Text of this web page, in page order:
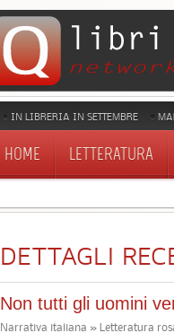
IN LIBRERIA IN SETTEMBRE
HOME LETTERATURA
DETTAGLI
Non tutti gli uomini
Narrativa italiana » Letteratura